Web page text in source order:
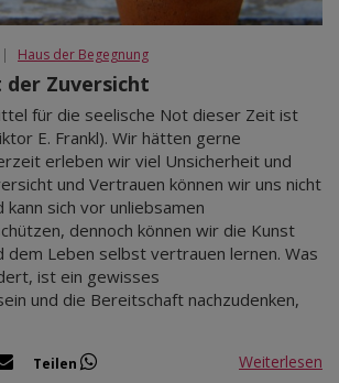
| Haus der Begegnung
der Zuversicht
für die seelische Not dieser Zeit ist
E. Frankl). Wir hätten gerne
erleben wir viel Unsicherheit und
und Vertrauen können wir uns nicht
kann sich vor unliebsamen
dennoch können wir die Kunst
dem Leben selbst vertrauen lernen. Was
ist ein gewisses
und die Bereitschaft nachzudenken,
Teilen Weiterlesen